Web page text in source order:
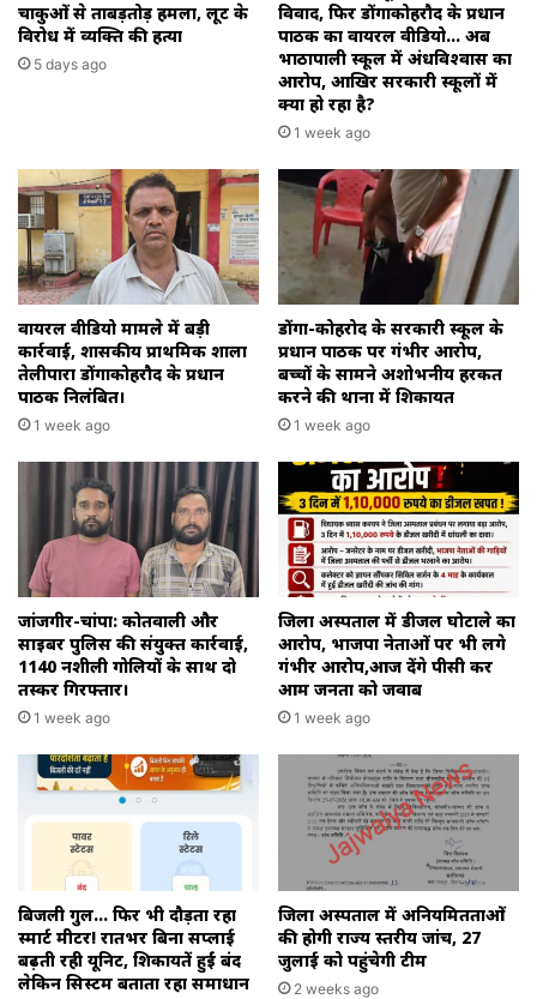
चाकुओं से ताबड़तोड़ हमला, लूट के
विरोध में व्यक्ति की हत्या
5 days ago
विवाद, फिर डोंगाकोहरौद के प्रधान
पाठक का वायरल वीडियो… अब
भाठापाली स्कूल में अंधविश्वास का
आरोप, आखिर सरकारी स्कूलों में
क्या हो रहा है?
1 week ago
वायरल वीडियो मामले में बड़ी
कार्रवाई, शासकीय प्राथमिक शाला
तेलीपारा डोंगाकोहरौद के प्रधान
पाठक निलंबित।
1 week ago
डोंगा-कोहरोद के सरकारी स्कूल के
प्रधान पाठक पर गंभीर आरोप,
बच्चों के सामने अशोभनीय हरकत
करने की थाना में शिकायत
1 week ago
जांजगीर-चांपा: कोतवाली और
साइबर पुलिस की संयुक्त कार्रवाई,
1140 नशीली गोलियों के साथ दो
तस्कर गिरफ्तार।
1 week ago
जिला अस्पताल में डीजल घोटाले का
आरोप, भाजपा नेताओं पर भी लगे
गंभीर आरोप,आज देंगे पीसी कर
आम जनता को जवाब
1 week ago
बिजली गुल… फिर भी दौड़ता रहा
स्मार्ट मीटर! रातभर बिना सप्लाई
बढ़ती रही यूनिट, शिकायतें हुईं बंद
लेकिन सिस्टम बताता रहा समाधान
जिला अस्पताल में अनियमितताओं
की होगी राज्य स्तरीय जांच, 27
जुलाई को पहुंचेगी टीम
2 weeks ago